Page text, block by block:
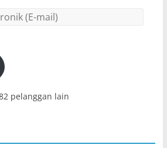
pelanggan lain